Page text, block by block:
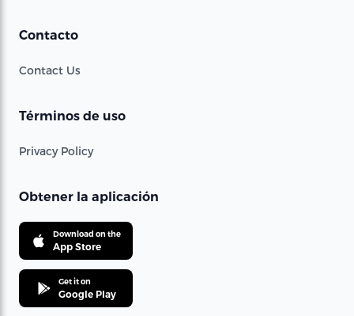
Contacto
Contact Us
Términos de uso
Privacy Policy
Obtener la aplicación
Download on the
App Store
Get it on
Google Play